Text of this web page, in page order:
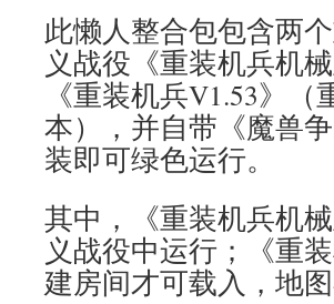
此懒人整合包包含两
义战役《重装机兵机
《重装机兵V1.53》
本），并自带《魔兽
装即可绿色运行。
其中，《重装机兵机
义战役中运行；《重
建房间才可载入，地